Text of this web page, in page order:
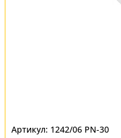
1242/06 PN-30